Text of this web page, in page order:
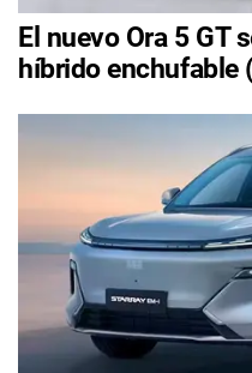
El nuevo Ora 5 GT
híbrido enchufable